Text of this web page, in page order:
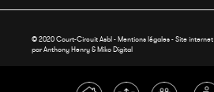
© 2020 Court-Circuit Asbl - Mentions légales - Site internet
par Anthony Henry &Miko Digital